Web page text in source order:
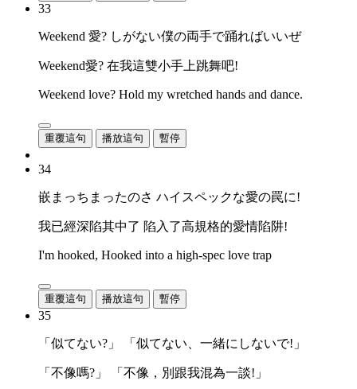
33
Weekend 愛? しがない僕の両手で踊ればいいぜ
Weekend愛? 在我這雙小手上跳舞吧!
Weekend love? Hold my wretched hands and dance.
重覆這句 播放這句 暫停
34
嵌まっちまったのさ ハイスペックな愛の罠に!
我已經深陷其中了 陷入了高規格的愛情陷阱!
I'm hooked, Hooked into a high-spec love trap
重覆這句 播放這句 暫停
35
「似てない?」 「似てない、一緒にしないで!」
「不像嗎?」 「不像，別跟我混為一談!」